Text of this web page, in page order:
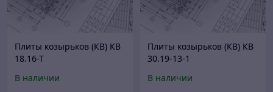
Плиты козырьков (КВ) КВ
18.16-Т
В наличии
Плиты козырьков (КВ) КВ
30.19-13-1
В наличии